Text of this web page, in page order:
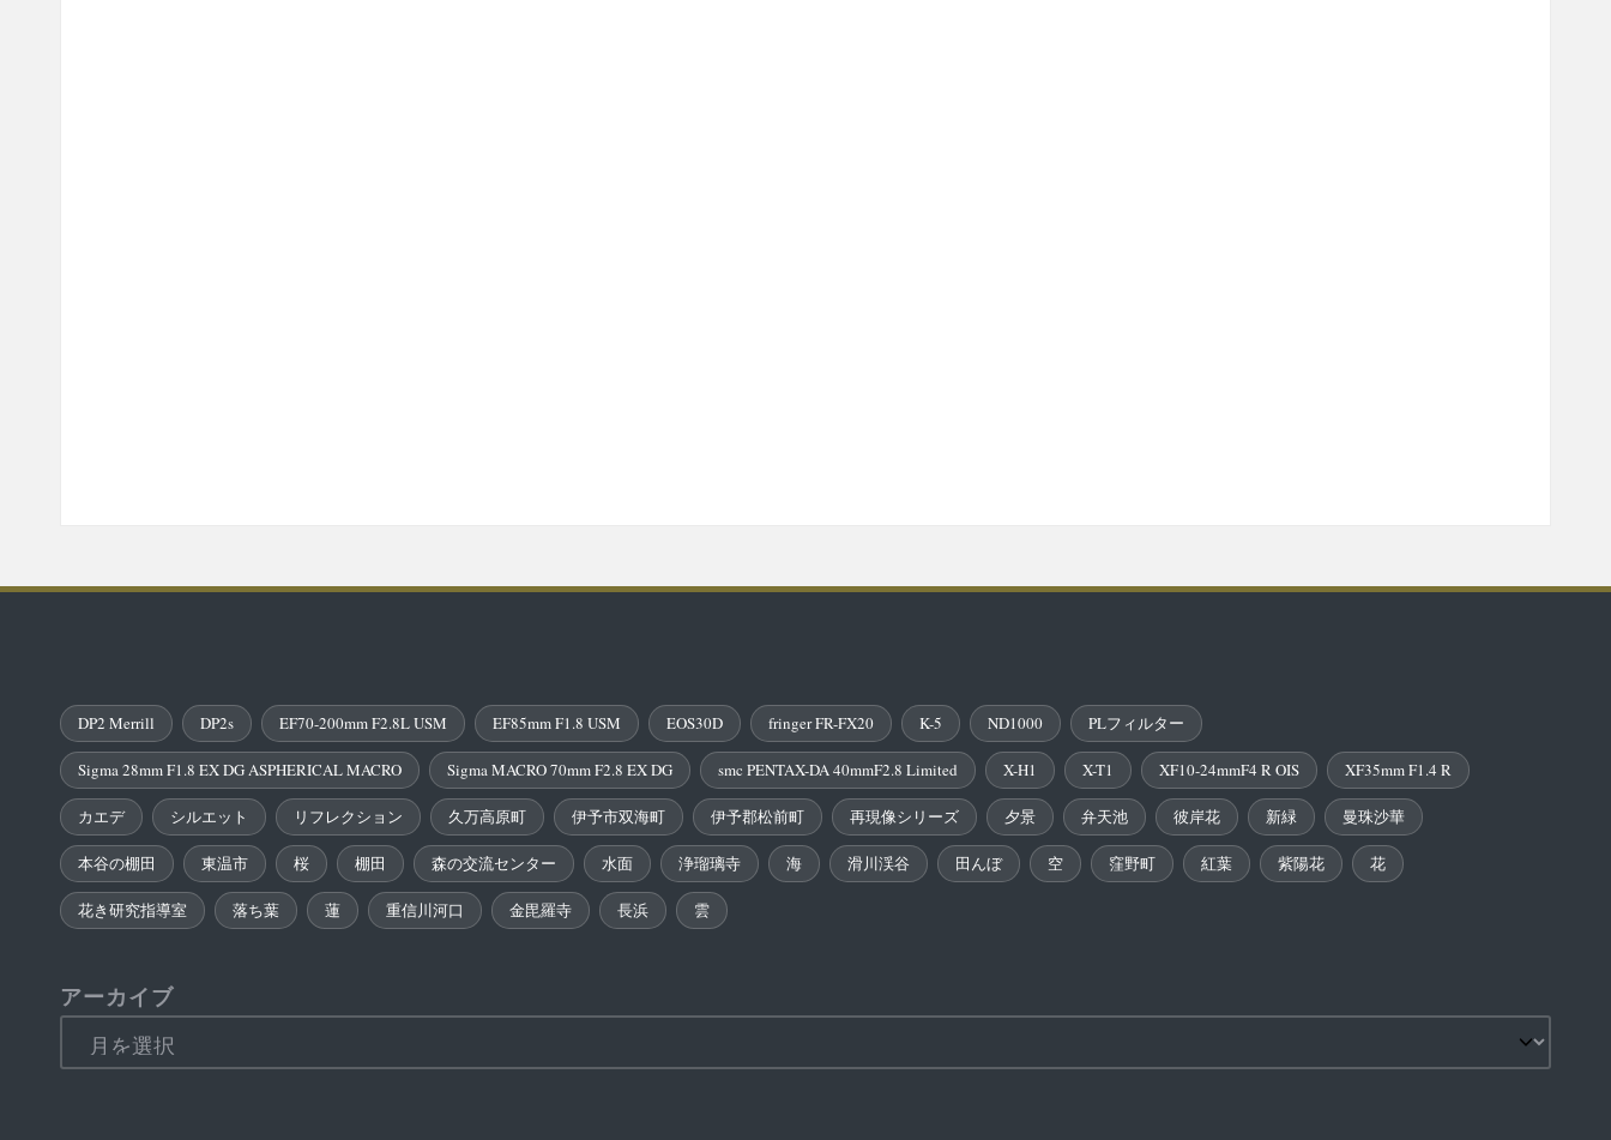
DP2 Merrill DP2s EF70-200mm F2.8L USM EF85mm F1.8 USM EOS30D fringer FR-FX20 K-5 ND1000 PLフィルター
Sigma 28mm F1.8 EX DG ASPHERICAL MACRO Sigma MACRO 70mm F2.8 EX DG smc PENTAX-DA 40mmF2.8 Limited X-H1 X-T1 XF10-24mmF4 R OIS XF35mm F1.4 R
カエデ シルエット リフレクション 久万高原町 伊予市双海町 伊予郡松前町 再現像シリーズ 夕景 弁天池 彼岸花 新緑 曼珠沙華
本谷の棚田 東温市 桜 棚田 森の交流センター 水面 浄瑠璃寺 海 滑川渓谷 田んぼ 空 窪野町 紅葉 紫陽花 花
花き研究指導室 落ち葉 蓮 重信川河口 金毘羅寺 長浜 雲
アーカイブ